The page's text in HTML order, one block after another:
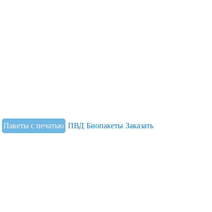
Пакеты с печатью ПВД Биопакеты Заказать